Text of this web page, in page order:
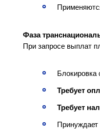
Фаза
При запросе выплат
Блокировка
Требует
Требует
Принуждает